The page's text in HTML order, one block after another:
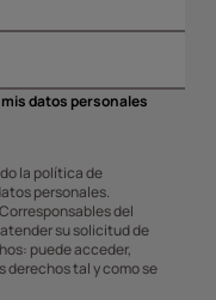
datos personales
la política de
personales.
del
su solicitud de
puede acceder,
derechos tal y como se